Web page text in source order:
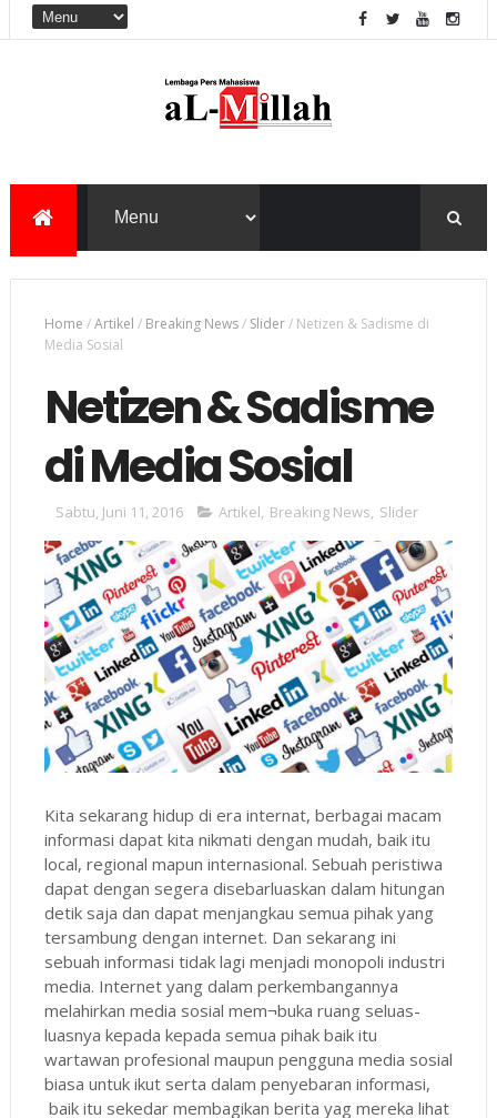
Home /Artikel / Breaking News/ Slider/ Netizen & Sadisme di
Media Sosial
Netizen & Sadisme
di Media Sosial
Sabtu, Juni 11, 2016 Artikel, Breaking News, Slider
Kita sekarang hidup di era internat, berbagai macam
informasi dapat kita nikmati dengan mudah, baik itu
local, regional mapun internasional. Sebuah peristiwa
dapat dengan segera disebarluaskan dalam hitungan
detik saja dan dapat menjangkau semua pihak yang
tersambung dengan internet. Dan sekarang ini
sebuah informasi tidak lagi menjadi monopoli industri
media. Internet yang dalam perkembangannya
melahirkan media sosial mem¬buka ruang seluas-
luasnya kepada kepada semua pihak baik itu
wartawan profesional maupun pengguna media sosial
biasa untuk ikut serta dalam penyebaran informasi,
baik itu sekedar membagikan berita yag mereka lihat